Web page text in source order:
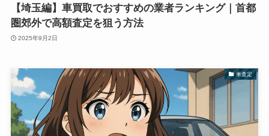
【埼玉編】車買取でおすすめの業者ランキング｜首都
圏郊外で高額査定を狙う方法
2025年9月2日
車査定